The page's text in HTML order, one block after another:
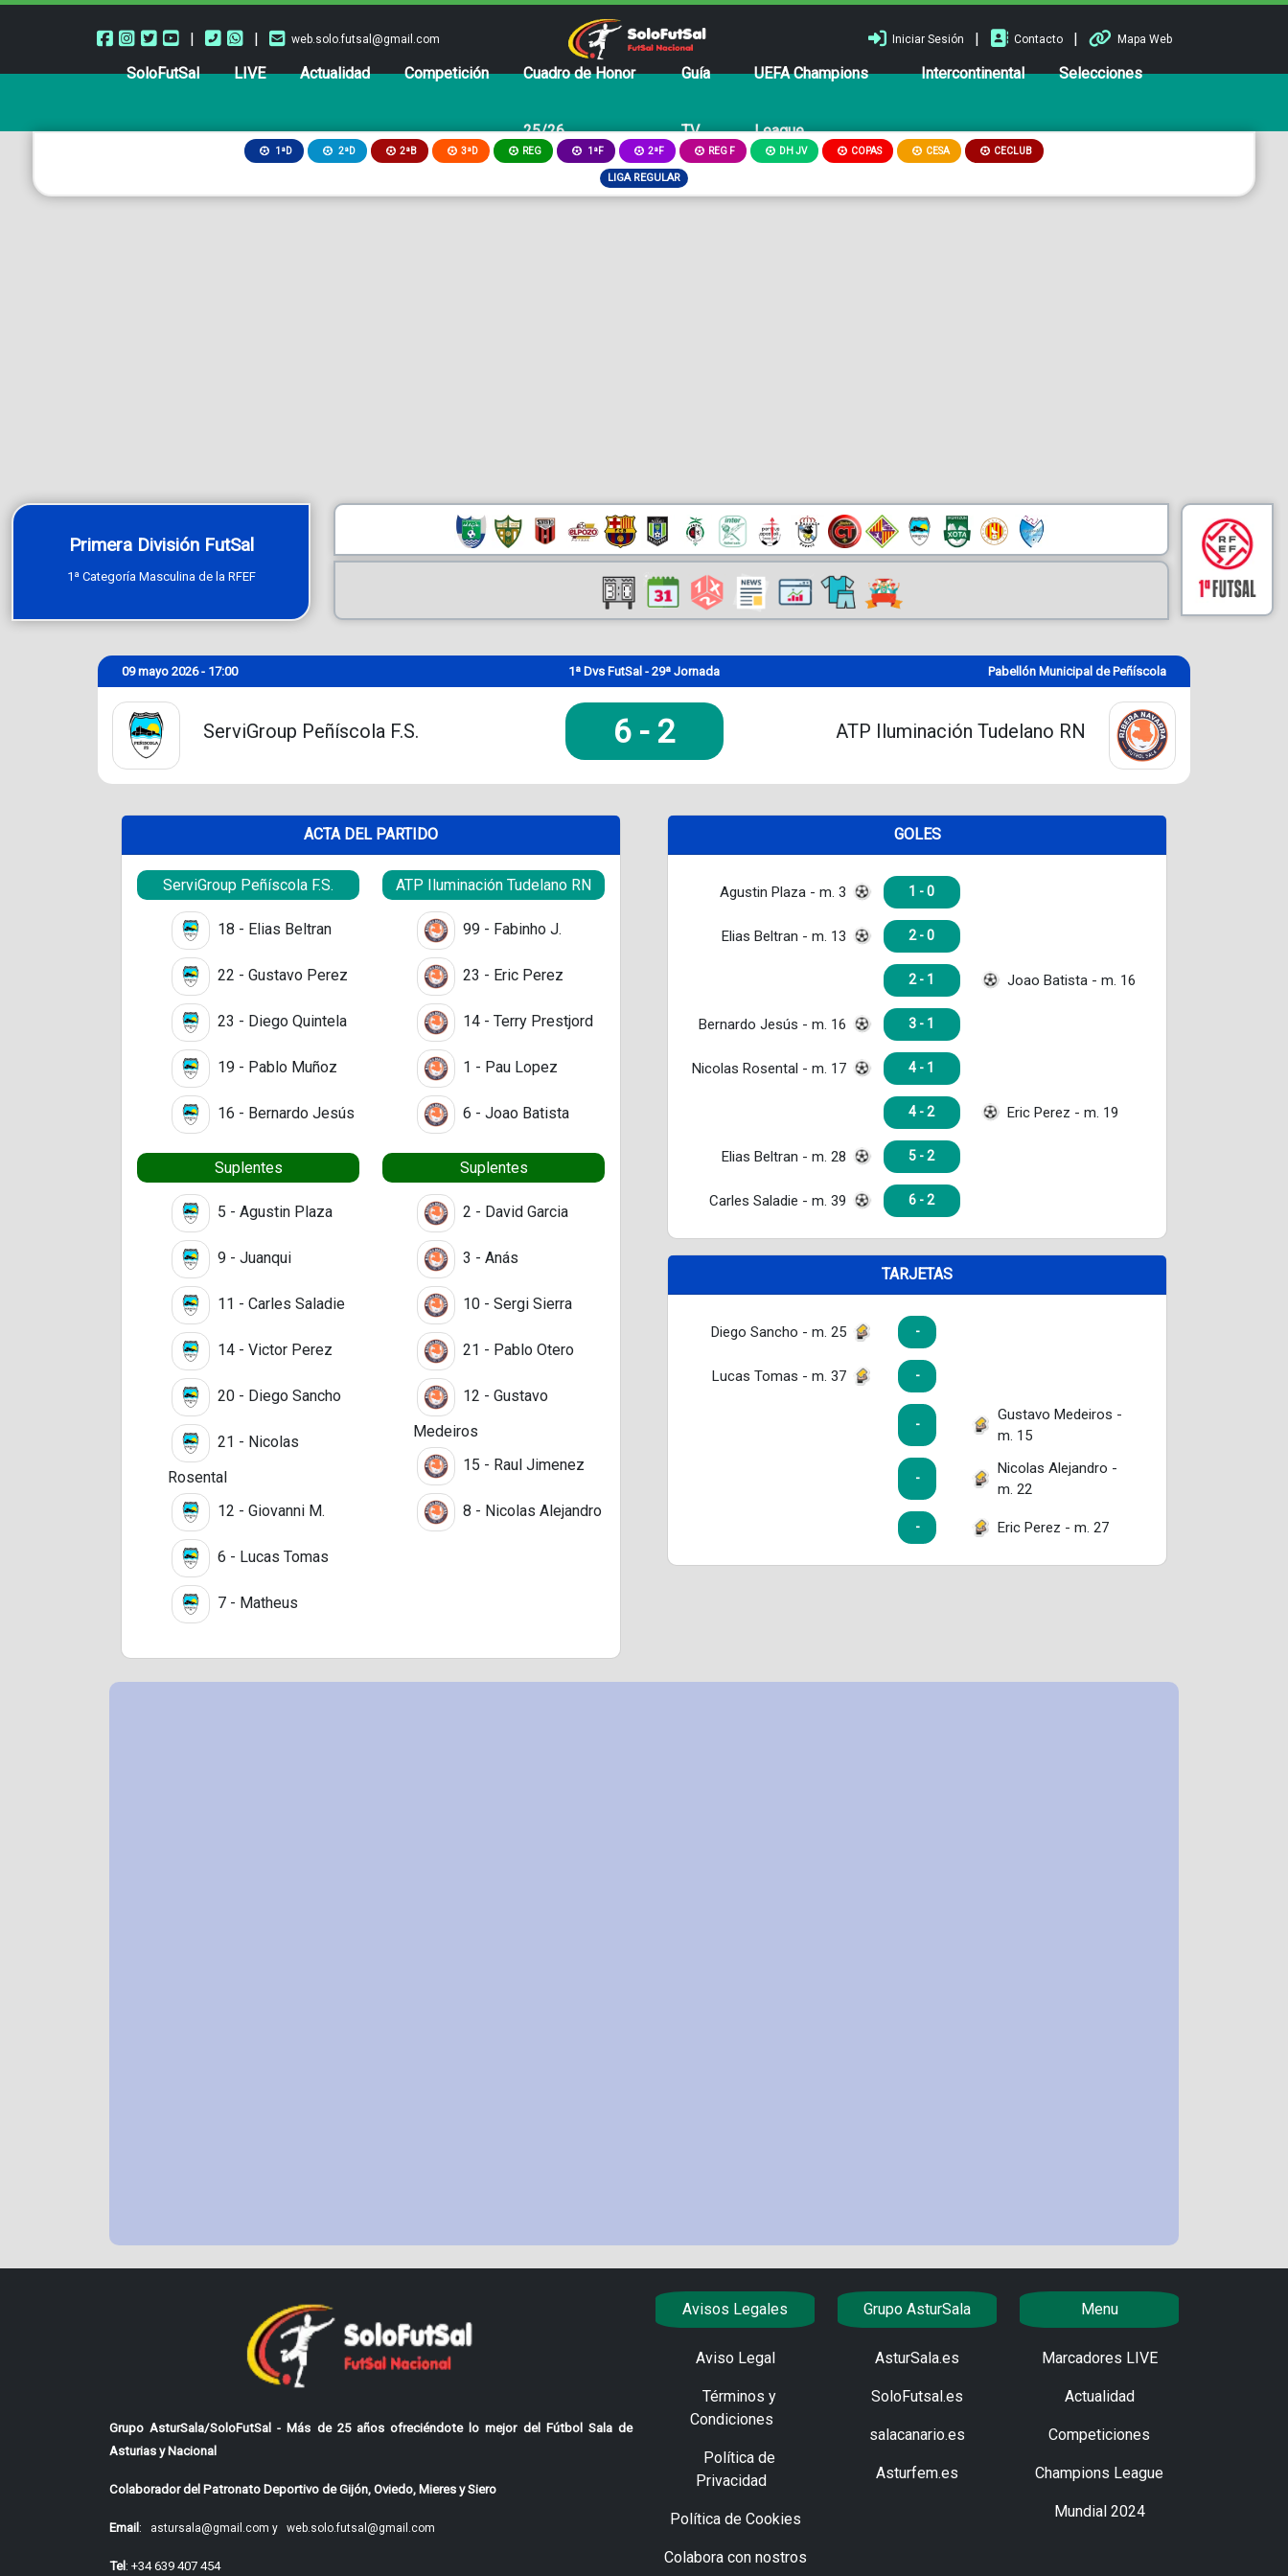
| | web.solo.futsal@gmail.com Iniciar Sesión | Contacto | Mapa Web
SoloFutSal LIVE Actualidad Competición Cuadro de Honor
25/26
Guía
TV
UEFA Champions
League
Intercontinental Selecciones
1ªD 2ªD 2ªB 3ªD REG 1ªF 2ªF REG F DH JV COPAS CESA CECLUB
LIGA REGULAR
Primera División FutSal
1ª Categoría Masculina de la RFEF
09 mayo 2026 - 17:00 1ª Dvs FutSal - 29ª Jornada Pabellón Municipal de Peñíscola
ServiGroup Peñíscola F.S. 6 - 2 ATP Iluminación Tudelano RN
ACTA DEL PARTIDO
ServiGroup Peñíscola F.S.
18 - Elias Beltran
22 - Gustavo Perez
23 - Diego Quintela
19 - Pablo Muñoz
16 - Bernardo Jesús
Suplentes
5 - Agustin Plaza
9 - Juanqui
11 - Carles Saladie
14 - Victor Perez
20 - Diego Sancho
21 - Nicolas
Rosental
12 - Giovanni M.
6 - Lucas Tomas
7 - Matheus
ATP Iluminación Tudelano RN
99 - Fabinho J.
23 - Eric Perez
14 - Terry Prestjord
1 - Pau Lopez
6 - Joao Batista
Suplentes
2 - David Garcia
3 - Anás
10 - Sergi Sierra
21 - Pablo Otero
12 - Gustavo
Medeiros
15 - Raul Jimenez
8 - Nicolas Alejandro
GOLES
Agustin Plaza - m. 3 1 - 0
Elias Beltran - m. 13 2 - 0
2 - 1 Joao Batista - m. 16
Bernardo Jesús - m. 16 3 - 1
Nicolas Rosental - m. 17 4 - 1
4 - 2 Eric Perez - m. 19
Elias Beltran - m. 28 5 - 2
Carles Saladie - m. 39 6 - 2
TARJETAS
Diego Sancho - m. 25 -
Lucas Tomas - m. 37 -
-
Gustavo Medeiros -
m. 15
-
Nicolas Alejandro -
m. 22
- Eric Perez - m. 27
Grupo AsturSala/SoloFutSal - Más de 25 años ofreciéndote lo mejor del Fútbol Sala de
Asturias y Nacional
Colaborador del Patronato Deportivo de Gijón, Oviedo, Mieres y Siero
Email: astursala@gmail.com y web.solo.futsal@gmail.com
Tel: +34 639 407 454
Avisos Legales
Aviso Legal
Términos y
Condiciones
Política de
Privacidad
Política de Cookies
Colabora con nostros
Grupo AsturSala
AsturSala.es
SoloFutsal.es
salacanario.es
Asturfem.es
Menu
Marcadores LIVE
Actualidad
Competiciones
Champions League
Mundial 2024